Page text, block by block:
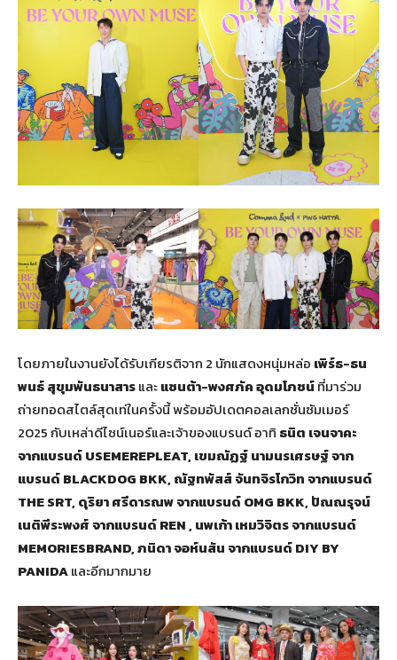
โดยภายในงานยังได้รับเกียรติจาก 2 นักแสดงหนุ่มหล่อ เพิร์ธ-ธน
พนธ์ สุขุมพันธนาสารและแซนต้า-พงศภัค อุดมโภชน์ที่มาร่วม
ถ่ายทอดสไตล์สุดเท่ในครั้งนี้ พร้อมอัปเดตคอลเลกชั่นซัมเมอร์
2025 กับเหล่าดีไซน์เนอร์และเจ้าของแบรนด์ อาทิ ธนิต เจนจาคะ
จากแบรนด์USEMEREPLEAT, เขมณัฏฐ์ นามนรเศรษฐ์ จาก
แบรนด์BLACKDOG BKK, ณัฐทพัสส์ จันทจิรโกวิท จากแบรนด์
THE SRT, ดุริยา ศรีดารณพ จากแบรนด์OMG BKK, ปัณณรุจน์
เนติพีระพงศ์ จากแบรนด์REN , นพเก้า เหมวิจิตร จากแบรนด์
MEMORIESBRAND,ภนิดา จอห์นสัน จากแบรนด์DIY BY
PANIDAและอีกมากมาย